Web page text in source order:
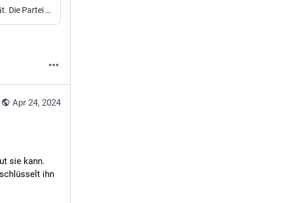
DIE LINKE scheitert erneut an der Palästina-Solidarität. Die Partei darf der staatlichen Repression keinen Freifahrtschein geben, kommentiert Christine Buchholz
Apr 24, 2024
sie kann.
ihn